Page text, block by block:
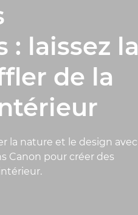
: laissez la
de la
la nature et le design avec
Canon pour créer des